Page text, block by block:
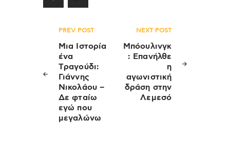
Πλοήγηση
άρθρων
PREV POST
Μια Iστορία
ένα
Tραγούδι:
Γιάννης
Νικολάου –
Δε φταίω
εγώ που
μεγαλώνω
NEXT POST
Μπόουλινγκ
: Επανήλθε
η
αγωνιστική
δράση στην
Λεμεσό